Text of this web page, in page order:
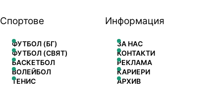
Спортове
ФУТБОЛ (БГ)
ФУТБОЛ (СВЯТ)
БАСКЕТБОЛ
ВОЛЕЙБОЛ
ТЕНИС
Информация
ЗА НАС
КОНТАКТИ
РЕКЛАМА
КАРИЕРИ
АРХИВ